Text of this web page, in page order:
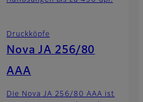
Druckköpfe
Nova JA 256/80
AAA
Die Nova JA 256/80 AAA ist